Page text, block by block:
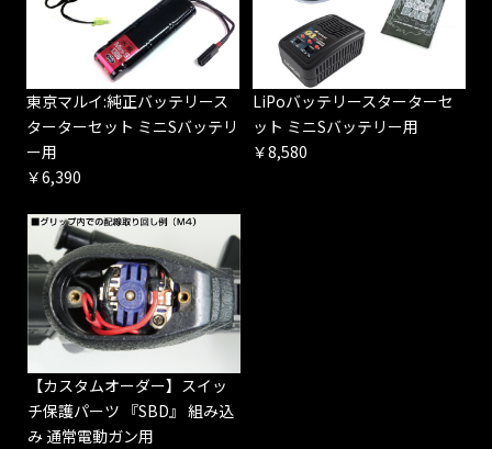
東京マルイ:純正バッテリース
ターターセット ミニSバッテリ
ー用
￥6,390
LiPoバッテリースターターセ
ット ミニSバッテリー用
￥8,580
【カスタムオーダー】スイッ
チ保護パーツ 『SBD』 組み込
み 通常電動ガン用